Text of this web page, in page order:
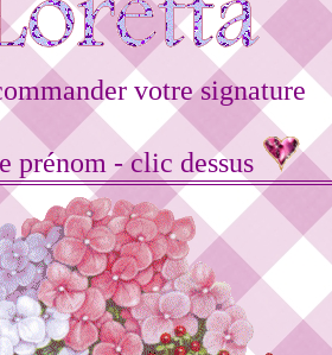
votre signature
prénom - clic dessus